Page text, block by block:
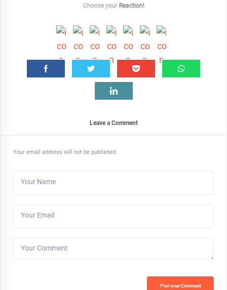
Choose your Reaction!
Leave a Comment
Your email address will not be published.
Your Name
Your Email
Your Comment
Post your Comment